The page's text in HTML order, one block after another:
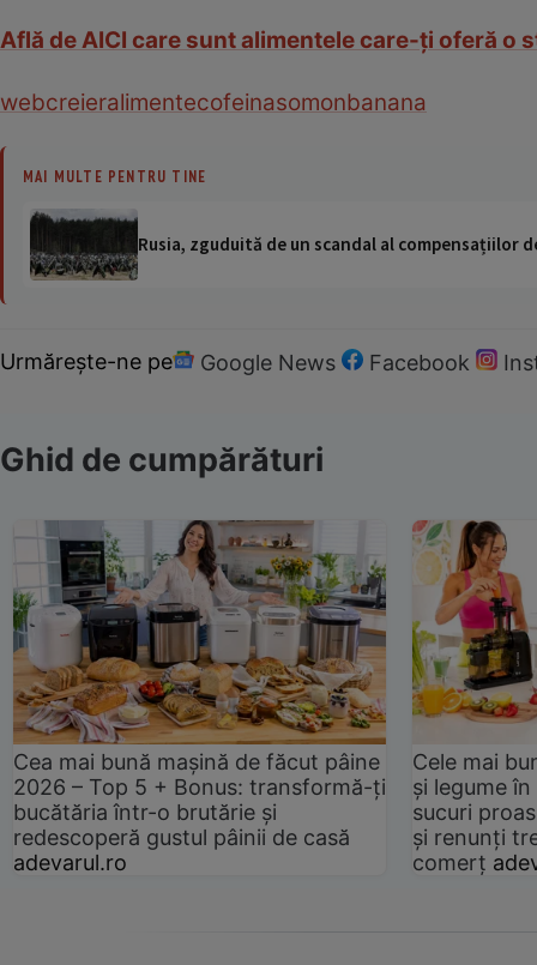
Află de AICI care sunt alimentele care-ţi oferă o
webcreieralimentecofeinasomonbanana
MAI MULTE PENTRU TINE
Rusia, zguduită de un scandal al
Urmărește-ne pe Google News Facebook
Ghid de cumpărături
Cea mai bună mașină de făcut pâine
2026 – Top 5 + Bonus: transformă-ți
bucătăria într-o brutărie și
redescoperă gustul pâinii de casă
adevarul.ro
Cele mai
și legume
sucuri
și renunți
comerț